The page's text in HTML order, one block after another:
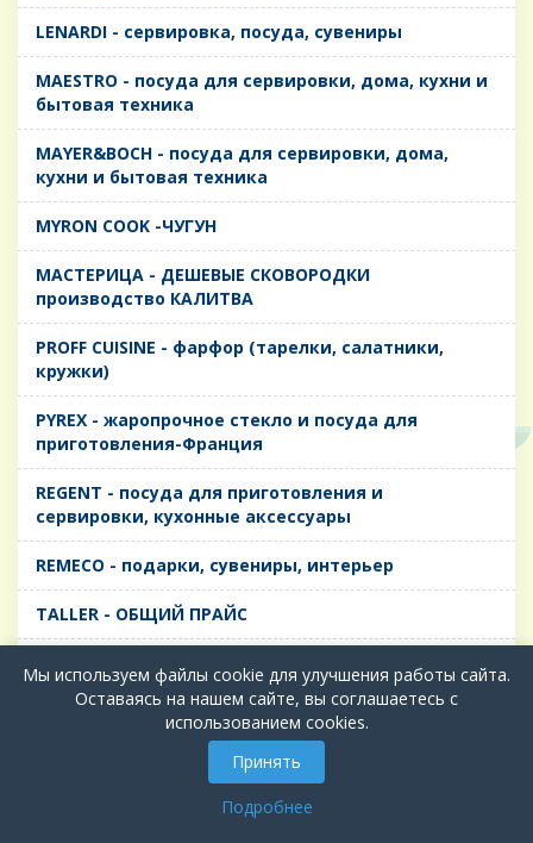
LENARDI - сервировка, посуда, сувениры
MAESTRO - посуда для сервировки, дома, кухни и
бытовая техника
MAYER&BOCH - посуда для сервировки, дома,
кухни и бытовая техника
MYRON COOK -ЧУГУН
MАСТЕРИЦА - ДЕШЕВЫЕ СКОВОРОДКИ
производство КАЛИТВА
PROFF CUISINE - фарфор (тарелки, салатники,
кружки)
PYREX - жаропрочное стекло и посуда для
приготовления-Франция
REGENT - посуда для приготовления и
сервировки, кухонные аксессуары
REMECO - подарки, сувениры, интерьер
TALLER - ОБЩИЙ ПРАЙС
TIMA - посуда для приготовления и сервировки,
кухонные аксессуары
БИОСТАЛЬ - ТЕРМОСА
Мы используем файлы cookie для улучшения работы сайта.
Оставаясь на нашем сайте, вы соглашаетесь с
использованием cookies.
Принять
Подробнее